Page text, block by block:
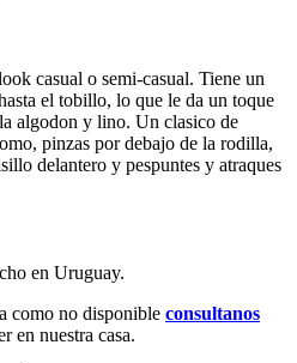
casual o semi-casual. Tiene un
el tobillo, lo que le da un toque
algodon y lino. Un clasico de
pinzas por debajo de la rodilla,
delantero y pespuntes y atraques
en Uruguay.
como no disponible consultanos
en nuestra casa.